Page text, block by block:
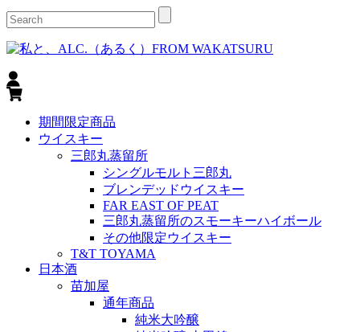
期間限定商品
ウイスキー
三郎丸蒸留所
シングルモルト三郎丸
ブレンデッドウイスキー
FAR EAST OF PEAT
三郎丸蒸留所のスモーキーハイボール
その他限定ウイスキー
T&T TOYAMA
日本酒
苗加屋
通年商品
純米大吟醸